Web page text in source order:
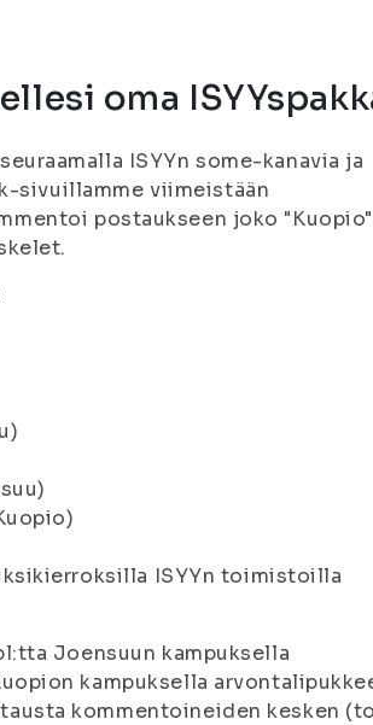
oma
ISYYn some-kanavia ja
sivuillamme viimeistään
postaukseen joko
ISYYn toimistoilla
Joensuun kampuksella
kampuksella
kommentoineiden kesken